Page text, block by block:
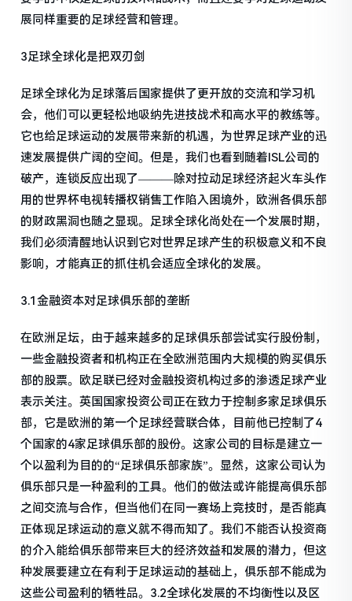
展同样重要的足球经营和管理。
3足球全球化是把双刃剑
足球全球化为足球落后国家提供了更开放的交流和学习机
会，他们可以更轻松地吸纳先进技战术和高水平的教练等。
它也给足球运动的发展带来新的机遇，为世界足球产业的迅
速发展提供广阔的空间。但是，我们也看到随着ISL公司的
破产，连锁反应出现了———除对拉动足球经济起火车头作
用的世界杯电视转播权销售工作陷入困境外，欧洲各俱乐部
的财政黑洞也随之显现。足球全球化尚处在一个发展时期，
我们必须清醒地认识到它对世界足球产生的积极意义和不良
影响，才能真正的抓住机会适应全球化的发展。
3.1金融资本对足球俱乐部的垄断
在欧洲足坛，由于越来越多的足球俱乐部尝试实行股份制，
一些金融投资者和机构正在全欧洲范围内大规模的购买俱乐
部的股票。欧足联已经对金融投资机构过多的渗透足球产业
表示关注。英国国家投资公司正在致力于控制多家足球俱乐
部，它是欧洲的第一个足球经营联合体，目前他已控制了4
个国家的4家足球俱乐部的股份。这家公司的目标是建立一
个以盈利为目的的“足球俱乐部家族”。显然，这家公司认为
俱乐部只是一种盈利的工具。他们的做法或许能提高俱乐部
之间交流与合作，但当他们在同一赛场上竞技时，是否能真
正体现足球运动的意义就不得而知了。我们不能否认投资商
的介入能给俱乐部带来巨大的经济效益和发展的潜力，但这
种发展要建立在有利于足球运动的基础上，俱乐部不能成为
这些公司盈利的牺牲品。3.2全球化发展的不均衡性以及区